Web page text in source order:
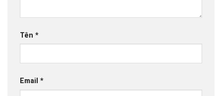
Tên *
Email *